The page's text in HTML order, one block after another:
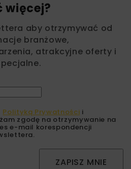
więcej?
aby otrzymywać od
branżowe,
atrakcyjne oferty i
Polityką Prywatności i
zgodę na otrzymywanie na
e-mail korespondencji
ZAPISZ MNIE